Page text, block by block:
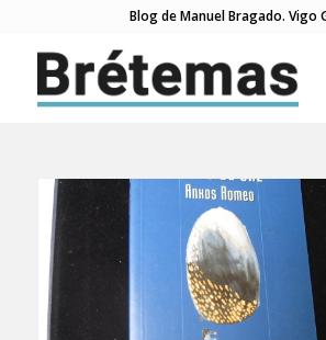
Blog de Manuel Bragado. Vigo